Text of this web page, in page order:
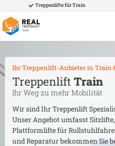
Treppenlifte fürTrain
Ihr Treppenlift-Anbieter in Train
Treppenlift Train
Ihr Weg zu mehr Mobilität
Wir sind Ihr Treppenlift
Unser Angebot umfasst
Plattformlifte für
und Reparatur bekommen Sie